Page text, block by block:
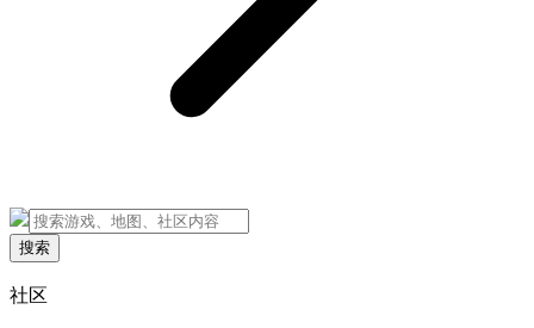
搜索
社区